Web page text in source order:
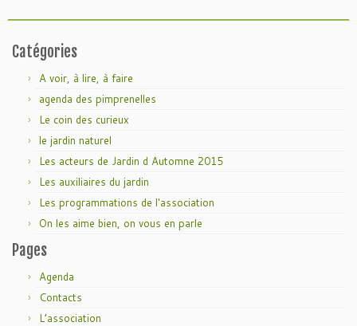
Catégories
A voir, à lire, à faire
agenda des pimprenelles
Le coin des curieux
le jardin naturel
Les acteurs de Jardin d Automne 2015
Les auxiliaires du jardin
Les programmations de l'association
On les aime bien, on vous en parle
Pages
Agenda
Contacts
L’association